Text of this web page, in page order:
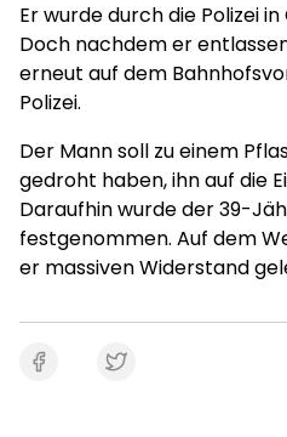
Er wurde durch die Polizei
Doch nachdem er
erneut auf dem
Polizei.
Der Mann soll zu einem
gedroht haben, ihn auf die
Daraufhin wurde der 39-
festgenommen. Auf dem
er massiven Widerstand